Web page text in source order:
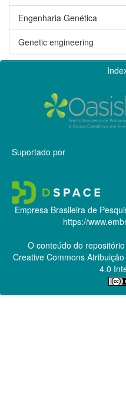
Engenharia Genética
Genetic engineering
Suportado por
Empresa Brasileira de
https://
O conteúdo do
Creative CommonsAtribuição
4.0